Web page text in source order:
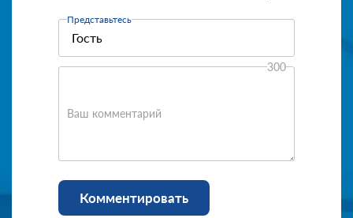
Представьтесь
Ваш комментарий
300
Комментировать